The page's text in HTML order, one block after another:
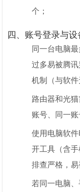
个；
四、账号登录与
同一台电脑
过多易被腾
机制（与软件
路由器和光
账号、同一账
使用电脑软
开工具（含
排查严格，易
若同一电脑